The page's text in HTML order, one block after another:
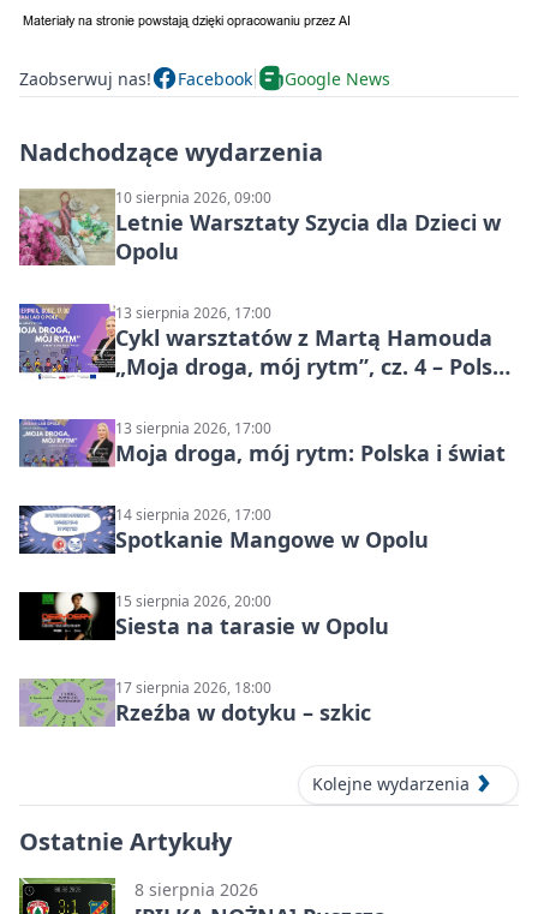
Zaobserwuj nas! Facebook Google News
Nadchodzące wydarzenia
10 sierpnia 2026, 09:00
Letnie Warsztaty Szycia dla Dzieci w
Opolu
13 sierpnia 2026, 17:00
Cykl warsztatów z Martą Hamouda
„Moja droga, mój rytm”, cz. 4 – Polska
13 sierpnia 2026, 17:00
Moja droga, mój rytm: Polska i świat
14 sierpnia 2026, 17:00
Spotkanie Mangowe w Opolu
15 sierpnia 2026, 20:00
Siesta na tarasie w Opolu
17 sierpnia 2026, 18:00
Rzeźba w dotyku – szkic
Kolejne wydarzenia
Ostatnie Artykuły
8 sierpnia 2026